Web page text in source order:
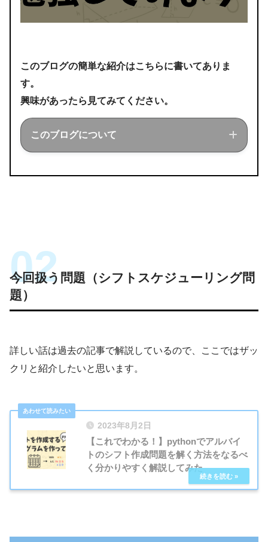
このブログの簡単な紹介はこちらに書いてありま
す。
興味があったら見てみてください。
このブログについて
経営工学
（けいえいこうがく、
英: engineering management）は、人・
材料・装置・情報・エネルギーを総合した
明示し、予測し、評価するために、工学的
今回扱う問題（シフトスケジューリング問
題）
詳しい話は過去の記事で解説しているので、ここではザッ
クリと紹介したいと思います。
2023年8月2日
【これでわかる！】pythonでアルバイ
トのシフト作成問題を解く方法をなるべ
く分かりやすく解説してみた